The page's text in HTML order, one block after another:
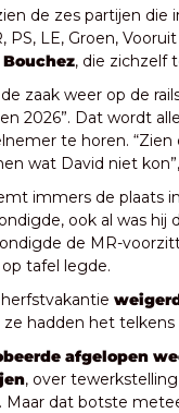
de zes partijen die
PS, LE, Groen,
, die zichzelf
zaak weer op de
2026”. Dat wordt
te horen.
wat David niet
immers de plaats
ook al was hij
de MR-
tafel legde.
hadden het telkens
afgelopen
, over
Maar dat botste